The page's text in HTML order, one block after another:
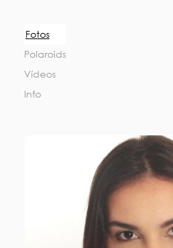
Fotos
Polaroids
Vídeos
Info